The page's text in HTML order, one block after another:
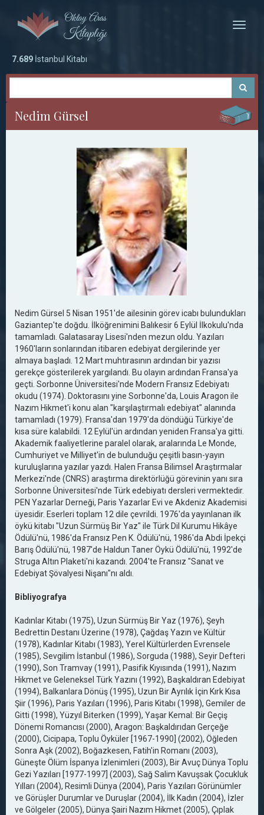
Toggle
7.689 İstanbul Kitabı
Nedim Gürsel
Nedim Gürsel 5 Nisan 1951'de ailesinin görev icabı bulundukları
Gaziantep'te doğdu. İlköğrenimini Balıkesir 6 Eylül İlkokulu'nda
tamamladı. Galatasaray Lisesi'nden mezun oldu. Yazıları
1960'ların sonlarından itibaren edebiyat dergilerinde yer
almaya başladı. 12 Mart muhtırasının ardından bir yazısı
gerekçe gösterilerek yargılandı. Bu olayın ardından Fransa'ya
geçti. Sorbonne Üniversitesi'nde Modern Fransız Edebiyatı
okudu (1974). Doktorasını yine Sorbonne'da, Louis Aragon ile
Nazım Hikmet'i konu alan "karşılaştırmalı edebiyat" alanında
tamamladı (1979). Fransa'dan 1979'da döndüğü Türkiye'de
kısa süre kalabildi. 12 Eylül'ün ardından yeniden Fransa'ya gitti.
Akademik faaliyetlerine paralel olarak, aralarında Le Monde,
Cumhuriyet ve Milliyet'in de bulunduğu çeşitli basın-yayın
kuruluşlarına yazılar yazdı. Halen Fransa Bilimsel Araştırmalar
Merkezi'nde (CNRS) araştırma direktörlüğü görevinin yanı sıra
Sorbonne Üniversitesi'nde Türk edebiyatı dersleri vermektedir.
PEN Yazarlar Derneği, Paris Yazarlar Evi ve Akdeniz Akademisi
üyesidir. Eserleri toplam 12 dile çevrildi. 1976'da yayınlanan ilk
öykü kitabı "Uzun Sürmüş Bir Yaz" ile Türk Dil Kurumu Hikâye
Ödülü'nü, 1986'da Fransız Pen K. Ödülü'nü, 1986'da Abdi İpekçi
Barış Ödülü'nü, 1987'de Haldun Taner Öykü Ödülü'nü, 1992'de
Struga Altın Plaketi'ni kazandı. 2004'te Fransız "Sanat ve
Edebiyat Şövalyesi Nişanı"nı aldı.
Bibliyografya
Kadınlar Kitabı (1975), Uzun Sürmüş Bir Yaz (1976), Şeyh
Bedrettin Destanı Üzerine (1978), Çağdaş Yazın ve Kültür
(1978), Kadınlar Kitabı (1983), Yerel Kültürlerden Evrensele
(1985), Sevgilim İstanbul (1986), Sorguda (1988), Seyir Defteri
(1990), Son Tramvay (1991), Pasifik Kıyısında (1991), Nazım
Hikmet ve Geleneksel Türk Yazını (1992), Başkaldıran Edebiyat
(1994), Balkanlara Dönüş (1995), Uzun Bir Ayrılık İçin Kırk Kısa
Şiir (1996), Paris Yazıları (1996), Paris Kitabı (1998), Gemiler de
Gitti (1998), Yüzyıl Biterken (1999), Yaşar Kemal: Bir Geçiş
Dönemi Romancısı (2000), Aragon: Başkaldırıdan Gerçeğe
(2000), Cicipapa, Toplu Öyküler [1967-1990] (2002), Öğleden
Sonra Aşk (2002), Boğazkesen, Fatih'in Romanı (2003),
Güneşte Ölüm İspanya İzlenimleri (2003), Bir Avuç Dünya Toplu
Gezi Yazıları [1977-1997] (2003), Sağ Salim Kavuşsak Çocukluk
Yılları (2004), Resimli Dünya (2004), Paris Yazıları Görünümler
ve Görüşler Durumlar ve Duruşlar (2004), İlk Kadın (2004), İzler
ve Gölgeler (2005), Dünya Şairi Nazım Hikmet (2005), Çıplak